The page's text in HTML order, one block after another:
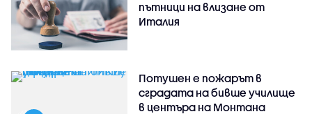
пътници на влизане от
Италия
Потушен е пожарът в
сградата на бивше училище
в центъра на Монтана